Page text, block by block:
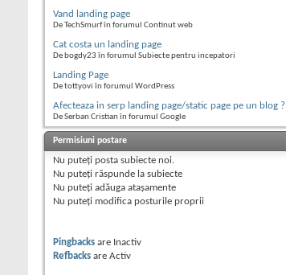
Vand landing page
De TechSmurf în forumul Continut web
Cat costa un landing page
De bogdy23 în forumul Subiecte pentru incepatori
Landing Page
De tottyovi în forumul WordPress
Afecteaza in serp landing page/static page pe un blog ?
De Serban Cristian în forumul Google
Permisiuni postare
Nu puteţi posta subiecte noi.
Nu puteţi răspunde la subiecte
Nu puteţi adăuga ataşamente
Nu puteţi modifica posturile proprii
Pingbacks are Inactiv
Refbacks are Activ